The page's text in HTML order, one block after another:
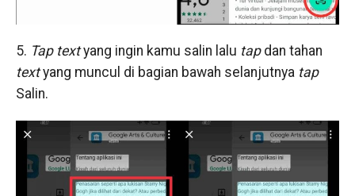
5. Tap textyang ingin kamu salin lalu tapdan tahan
textyang muncul di bagian bawah selanjutnya tap
Salin.